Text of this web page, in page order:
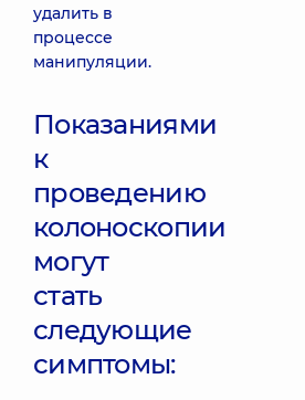
удалить в
процессе
манипуляции.
Показаниями
к
проведению
колоноскопии
могут
стать
следующие
симптомы: